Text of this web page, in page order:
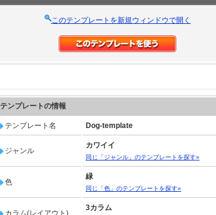
このテンプレートを新規ウィンドウで開く
テンプレートの情報
テンプレート名 Dog-template
ジャンル
カワイイ
同じ「ジャンル」のテンプレートを探す»
色
緑
同じ「色」のテンプレートを探す»
カラム(レイアウト)
3カラム